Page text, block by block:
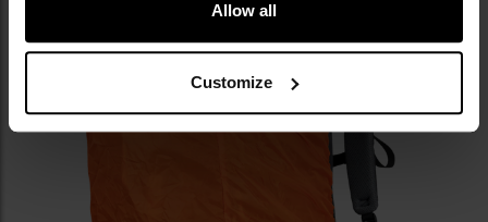
Allow all
Customize